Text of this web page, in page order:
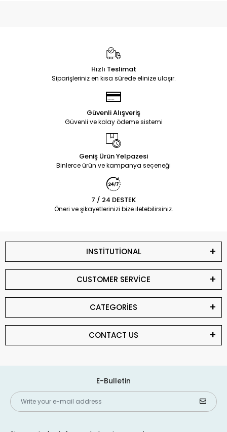
Hızlı Teslimat
Siparişleriniz en kısa sürede elinize ulaşır.
Güvenli Alışveriş
Güvenli ve kolay ödeme sistemi
Geniş Ürün Yelpazesi
Binlerce ürün ve kampanya seçeneği
7 / 24 DESTEK
Öneri ve şikayetlerinizi bize iletebilirsiniz.
INSTİTUTİONAL
CUSTOMER SERVİCE
CATEGORİES
CONTACT US
E-Bulletin